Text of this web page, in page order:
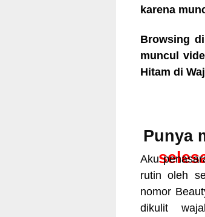
karena
Browsing
muncul
Hitam di
Punya
Aku
rutin oleh
nomor
dikulit